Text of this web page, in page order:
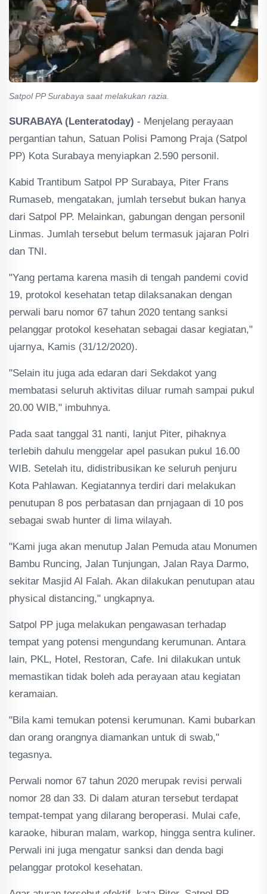
Satpol PP Surabaya saat melakukan razia.
SURABAYA (Lenteratoday) - Menjelang perayaan
pergantian tahun, Satuan Polisi Pamong Praja (Satpol
PP) Kota Surabaya menyiapkan 2.590 personil.
Kabid Trantibum Satpol PP Surabaya, Piter Frans
Rumaseb, mengatakan, jumlah tersebut bukan hanya
dari Satpol PP. Melainkan, gabungan dengan personil
Linmas. Jumlah tersebut belum termasuk jajaran Polri
dan TNI.
"Yang pertama karena masih di tengah pandemi covid
19, protokol kesehatan tetap dilaksanakan dengan
perwali baru nomor 67 tahun 2020 tentang sanksi
pelanggar protokol kesehatan sebagai dasar kegiatan,"
ujarnya, Kamis (31/12/2020).
"Selain itu juga ada edaran dari Sekdakot yang
membatasi seluruh aktivitas diluar rumah sampai pukul
20.00 WIB," imbuhnya.
Pada saat tanggal 31 nanti, lanjut Piter, pihaknya
terlebih dahulu menggelar apel pasukan pukul 16.00
WIB. Setelah itu, didistribusikan ke seluruh penjuru
Kota Pahlawan. Kegiatannya terdiri dari melakukan
penutupan 8 pos perbatasan dan prnjagaan di 10 pos
sebagai swab hunter di lima wilayah.
"Kami juga akan menutup Jalan Pemuda atau Monumen
Bambu Runcing, Jalan Tunjungan, Jalan Raya Darmo,
sekitar Masjid Al Falah. Akan dilakukan penutupan atau
physical distancing," ungkapnya.
Satpol PP juga melakukan pengawasan terhadap
tempat yang potensi mengundang kerumunan. Antara
lain, PKL, Hotel, Restoran, Cafe. Ini dilakukan untuk
memastikan tidak boleh ada perayaan atau kegiatan
keramaian.
"Bila kami temukan potensi kerumunan. Kami bubarkan
dan orang orangnya diamankan untuk di swab,"
tegasnya.
Perwali nomor 67 tahun 2020 merupak revisi perwali
nomor 28 dan 33. Di dalam aturan tersebut terdapat
tempat-tempat yang dilarang beroperasi. Mulai cafe,
karaoke, hiburan malam, warkop, hingga sentra kuliner.
Perwali ini juga mengatur sanksi dan denda bagi
pelanggar protokol kesehatan.